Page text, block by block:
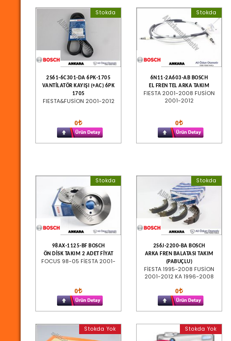
Stokda
2S61-6C301-DA 6PK-1705
VANTİLATÖR KAYIŞI (+AC) 6PK
1705
FIESTA&FUSİON 2001-2012
0
Stokda
6N11-2A603-AB BOSCH
EL FREN TEL ARKA TAKIM
FIESTA 2001-2008 FUSİON
2001-2012
0
Stokda
98AX-1125-BF BOSCH
ÖN DİSK TAKIM 2 ADET FİYAT
FOCUS 98-05 FİESTA 2001-
0
Stokda
2S6J-2200-BA BOSCH
ARKA FREN BALATASI TAKIM
(PABUÇLU)
FİESTA 1995-2008 FUSİON
2001-2012 KA 1996-2008
0
Stokda Yok Stokda Yok